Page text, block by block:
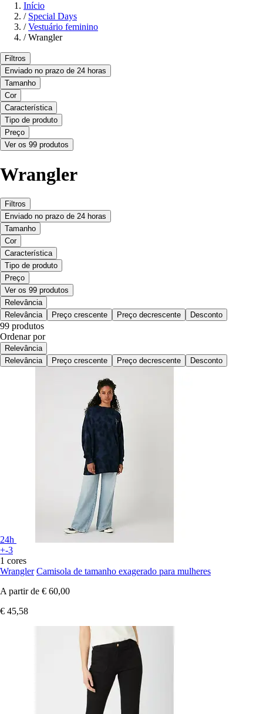
Início
/ Special Days
/ Vestuário feminino
/ Wrangler
Filtros
Enviado no prazo de 24 horas
Tamanho
Cor
Característica
Tipo de produto
Preço
Ver os 99 produtos
Wrangler
Filtros
Enviado no prazo de 24 horas
Tamanho
Cor
Característica
Tipo de produto
Preço
Ver os 99 produtos
Relevância
Relevância
Preço crescente Preço decrescente Desconto
99 produtos
Ordenar por
Relevância
Relevância
Preço crescente Preço decrescente Desconto
24h
+-3
1 cores
Wrangler Camisola de tamanho exagerado para mulheres
A partir de € 60,00
€ 45,58